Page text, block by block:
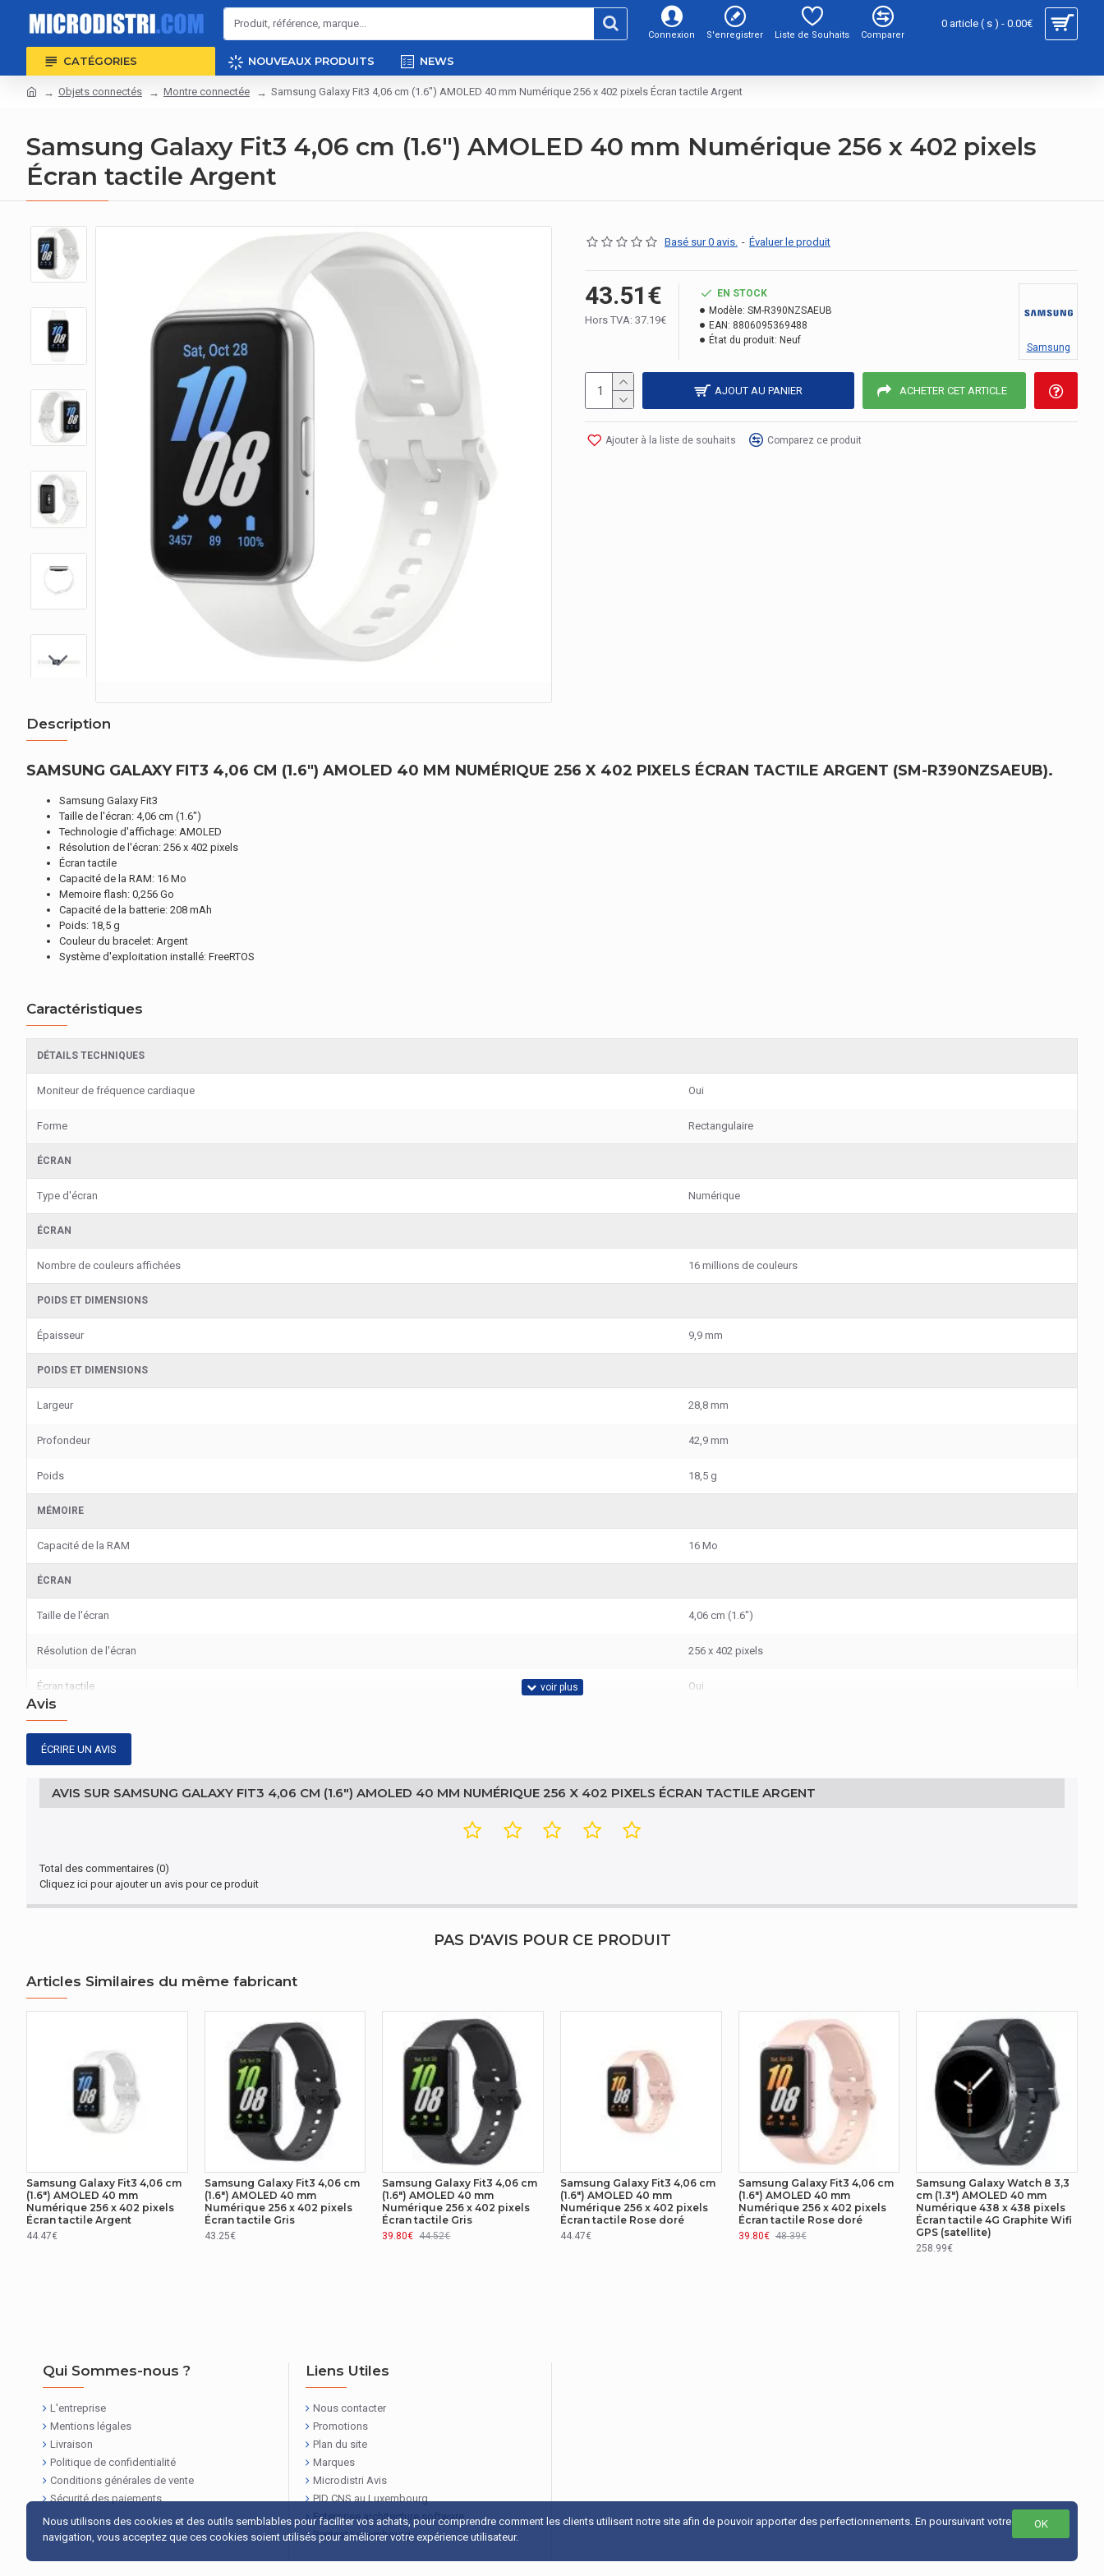
Connexion S'enregistrer Liste de Souhaits Comparer
0 article ( s ) - 0.00€
CATÉGORIES NOUVEAUX PRODUITS NEWS
Objets connectés Montre connectée Samsung Galaxy Fit3 4,06 cm (1.6") AMOLED 40 mm Numérique 256 x 402 pixels Écran tactile Argent
Samsung Galaxy Fit3 4,06 cm (1.6") AMOLED 40 mm Numérique 256 x 402 pixels
Écran tactile Argent
Basé sur 0 avis. - Évaluer le produit
43.51€
Hors TVA: 37.19€
EN STOCK
Modèle: SM-R390NZSAEUB
EAN: 8806095369488
État du produit: Neuf
Samsung
AJOUT AU PANIER ACHETER CET ARTICLE
Ajouter à la liste de souhaits Comparez ce produit
Description
SAMSUNG GALAXY FIT3 4,06 CM (1.6") AMOLED 40 MM NUMÉRIQUE 256 X 402 PIXELS ÉCRAN TACTILE ARGENT (SM-R390NZSAEUB).
Samsung Galaxy Fit3
Taille de l'écran: 4,06 cm (1.6")
Technologie d'affichage: AMOLED
Résolution de l'écran: 256 x 402 pixels
Écran tactile
Capacité de la RAM: 16 Mo
Memoire flash: 0,256 Go
Capacité de la batterie: 208 mAh
Poids: 18,5 g
Couleur du bracelet: Argent
Système d'exploitation installé: FreeRTOS
Caractéristiques
DÉTAILS TECHNIQUES
Moniteur de fréquence cardiaque Oui
Forme Rectangulaire
ÉCRAN
Type d'écran Numérique
ÉCRAN
Nombre de couleurs affichées 16 millions de couleurs
POIDS ET DIMENSIONS
Épaisseur 9,9 mm
POIDS ET DIMENSIONS
Largeur 28,8 mm
Profondeur 42,9 mm
Poids 18,5 g
MÉMOIRE
Capacité de la RAM 16 Mo
ÉCRAN
Taille de l'écran 4,06 cm (1.6")
Résolution de l'écran 256 x 402 pixels
Écran tactile Oui
Technologie d'affichage
AUDIO
Haut-parleurs intégrés Non
CONNECTIVITÉ
RÉSEAU
DESIGN
Couleur du bracelet
Matériau du boîtier de montre Aluminium
Dimension du boîtier de montre 40 mm
RÉSEAU
Wifi
Bluetooth
REPRÉSENTATION / RÉALISATION
Radio FM Non
SUPPORT DE STOCKAGE
Avis
ÉCRIRE UN AVIS
AVIS SUR SAMSUNG GALAXY FIT3 4,06 CM (1.6") AMOLED 40 MM NUMÉRIQUE 256 X 402 PIXELS ÉCRAN TACTILE ARGENT
Total des commentaires (0)
Cliquez ici pour ajouter un avis pour ce produit
PAS D'AVIS POUR CE PRODUIT
Articles Similaires du même fabricant
Samsung Galaxy Fit3 4,06 cm
(1.6") AMOLED 40 mm
Numérique 256 x 402 pixels
Écran tactile Argent
44.47€
Samsung Galaxy Fit3 4,06 cm
(1.6") AMOLED 40 mm
Numérique 256 x 402 pixels
Écran tactile Gris
43.25€
Samsung Galaxy Fit3 4,06 cm
(1.6") AMOLED 40 mm
Numérique 256 x 402 pixels
Écran tactile Gris
39.80€ 44.52€
Samsung Galaxy Fit3 4,06 cm
(1.6") AMOLED 40 mm
Numérique 256 x 402 pixels
Écran tactile Rose doré
44.47€
Samsung Galaxy Fit3 4,06 cm
(1.6") AMOLED 40 mm
Numérique 256 x 402 pixels
Écran tactile Rose doré
39.80€ 48.39€
Samsung Galaxy Watch 8 3,3
cm (1.3") AMOLED 40 mm
Numérique 438 x 438 pixels
Écran tactile 4G Graphite Wifi
GPS (satellite)
258.99€
Qui Sommes-nous ?
L'entreprise
Mentions légales
Livraison
Politique de confidentialité
Conditions générales de vente
Sécurité des paiements
Liens Utiles
Nous contacter
Promotions
Plan du site
Marques
Microdistri Avis
PID CNS au Luxembourg
Enterprise architecture software
Pentest Luxembourg
OK
Nous utilisons des cookies et des outils semblables pour faciliter vos achats, pour comprendre comment les clients utilisent notre site afin de pouvoir apporter des perfectionnements. En poursuivant votre
navigation, vous acceptez que ces cookies soient utilisés pour améliorer votre expérience utilisateur.